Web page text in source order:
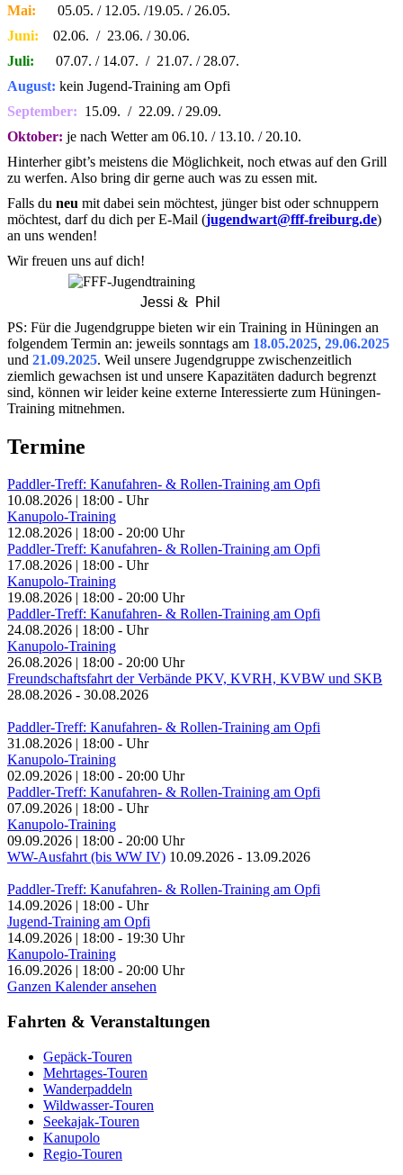
Mai:
05.05. / 12.05. /19.05. / 26.05.
Juni: 02.06. / 23.06. / 30.06.
Juli:
07.07. / 14.07. / 21.07. / 28.07.
August: kein Jugend-Training am Opfi
September: 15.09. / 22.09. / 29.09.
Oktober: je nach Wetter am 06.10. / 13.10. / 20.10.
Hinterher gibt’s meistens die Möglichkeit, noch etwas auf den Grill
zu werfen. Also bring dir gerne auch was zu essen mit.
Falls du neu mit dabei sein möchtest, jünger bist oder schnuppern
möchtest, darf du dich per E-Mail (jugendwart@fff-freiburg.de)
an uns wenden!
Wir freuen uns auf dich!
Jessi & Phil
PS: Für die Jugendgruppe bieten wir ein Training in Hüningen an
folgendem Termin an: jeweils sonntags am 18.05.2025, 29.06.2025
und 21.09.2025. Weil unsere Jugendgruppe zwischenzeitlich
ziemlich gewachsen ist und unsere Kapazitäten dadurch begrenzt
sind, können wir leider keine externe Interessierte zum Hüningen-
Training mitnehmen.
Termine
Paddler-Treff: Kanufahren- & Rollen-Training am Opfi
10.08.2026
18:00 - Uhr
Kanupolo-Training
12.08.2026
18:00 - 20:00 Uhr
Paddler-Treff: Kanufahren- & Rollen-Training am Opfi
17.08.2026
18:00 - Uhr
Kanupolo-Training
19.08.2026
18:00 - 20:00 Uhr
Paddler-Treff: Kanufahren- & Rollen-Training am Opfi
24.08.2026
18:00 - Uhr
Kanupolo-Training
26.08.2026
18:00 - 20:00 Uhr
Freundschaftsfahrt der Verbände PKV, KVRH, KVBW und SKB
28.08.2026 - 30.08.2026
Paddler-Treff: Kanufahren- & Rollen-Training am Opfi
31.08.2026
18:00 - Uhr
Kanupolo-Training
02.09.2026
18:00 - 20:00 Uhr
Paddler-Treff: Kanufahren- & Rollen-Training am Opfi
07.09.2026
18:00 - Uhr
Kanupolo-Training
09.09.2026
18:00 - 20:00 Uhr
WW-Ausfahrt (bis WW IV) 10.09.2026 - 13.09.2026
Paddler-Treff: Kanufahren- & Rollen-Training am Opfi
14.09.2026
18:00 - Uhr
Jugend-Training am Opfi
14.09.2026
18:00 - 19:30 Uhr
Kanupolo-Training
16.09.2026
18:00 - 20:00 Uhr
Ganzen Kalender ansehen
Fahrten & Veranstaltungen
Gepäck-Touren
Mehrtages-Touren
Wanderpaddeln
Wildwasser-Touren
Seekajak-Touren
Kanupolo
Regio-Touren